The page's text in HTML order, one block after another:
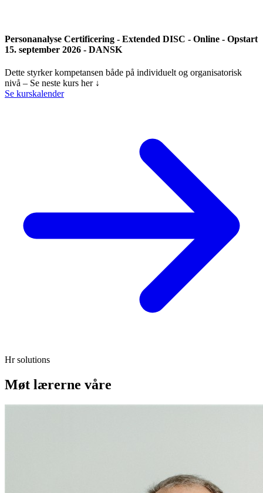
Personanalyse Certificering - Extended DISC - Online - Opstart
15. september 2026 - DANSK
Dette styrker kompetansen både på individuelt og organisatorisk
nivå – Se neste kurs her ↓
Se kurskalender
Hr solutions
Møt lærerne våre